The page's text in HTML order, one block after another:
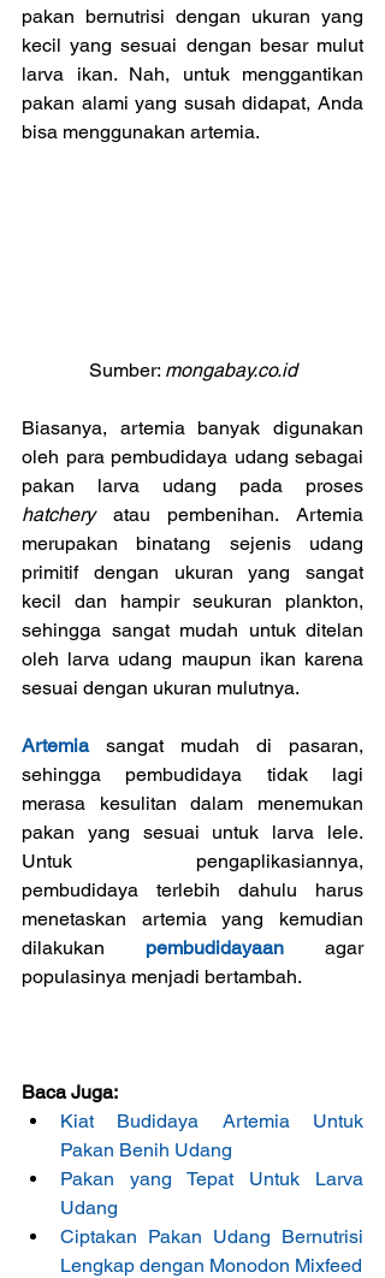
pakan bernutrisi dengan ukuran yang
kecil yang sesuai dengan besar mulut
larva ikan. Nah, untuk menggantikan
pakan alami yang susah didapat, Anda
bisa menggunakan artemia.
Sumber: mongabay.co.id
Biasanya, artemia banyak digunakan
oleh para pembudidaya udang sebagai
hatchery atau pembenihan. Artemia
merupakan binatang sejenis udang
primitif dengan ukuran yang sangat
kecil dan hampir seukuran plankton,
sehingga sangat mudah untuk ditelan
oleh larva udang maupun ikan karena
sesuai dengan ukuran mulutnya.
Artemia sangat mudah di pasaran,
sehingga pembudidaya tidak lagi
merasa kesulitan dalam menemukan
pakan yang sesuai untuk larva lele.
Untuk pengaplikasiannya,
pembudidaya terlebih dahulu harus
menetaskan artemia yang kemudian
dilakukan pembudidayaan agar
populasinya menjadi bertambah.
Baca Juga:
Kiat Budidaya Artemia Untuk
Pakan Benih Udang
Pakan yang Tepat Untuk Larva
Udang
Ciptakan Pakan Udang Bernutrisi
Lengkap dengan Monodon Mixfeed